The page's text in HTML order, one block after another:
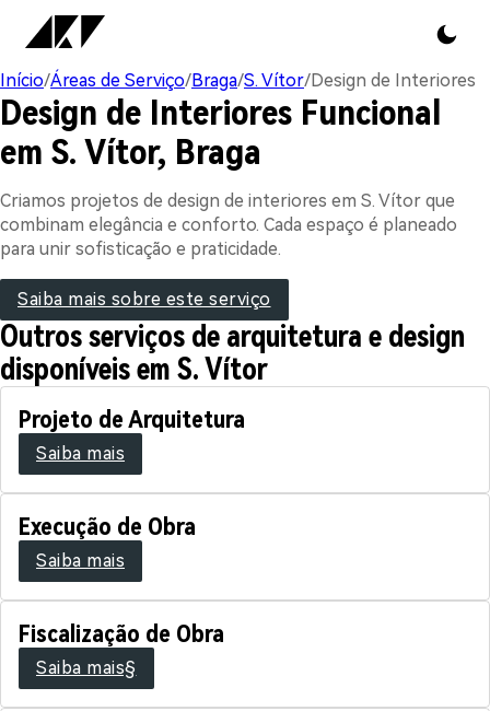
Início/Áreas de Serviço/Braga/S. Vítor/Design de Interiores
Design de Interiores Funcional
em S. Vítor, Braga
Criamos projetos de design de interiores em S. Vítor que
combinam elegância e conforto. Cada espaço é planeado
para unir sofisticação e praticidade.
Saiba mais sobre este serviço
Outros serviços de arquitetura e design
disponíveis em S. Vítor
Projeto de Arquitetura
Saiba mais
Execução de Obra
Saiba mais
Fiscalização de Obra
Saiba mais§